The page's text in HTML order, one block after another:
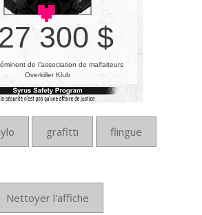
300 $
de l’association de malfaiteurs
Overkiller Klub
grafitti flingue
Nettoyer l'affiche